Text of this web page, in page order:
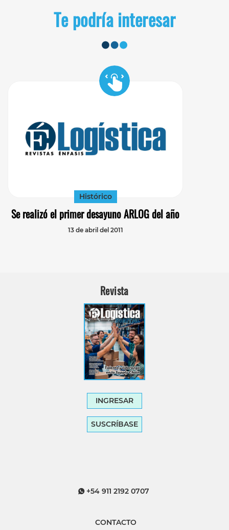
Te podría interesar
Histórico
Se realizó el primer desayuno ARLOG del año
13 de abril del 2011
Revista
INGRESAR
SUSCRÍBASE
+54 911 2192 0707
CONTACTO